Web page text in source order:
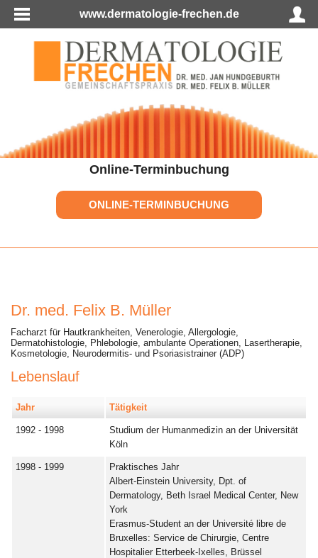
www.dermatologie-frechen.de
Online-Terminbuchung
ONLINE-TERMINBUCHUNG
Dr. med. Felix B. Müller
Facharzt für Hautkrankheiten, Venerologie, Allergologie,
Dermatohistologie, Phlebologie, ambulante Operationen, Lasertherapie,
Kosmetologie, Neurodermitis- und Psoriasistrainer (ADP)
Lebenslauf
Jahr Tätigkeit
1992 - 1998
Studium der Humanmedizin an der Universität
Köln
1998 - 1999
Praktisches Jahr
Albert-Einstein University, Dpt. of
Dermatology, Beth Israel Medical Center, New
York
Erasmus-Student an der Université libre de
Bruxelles: Service de Chirurgie, Centre
Hospitalier Etterbeek-Ixelles, Brüssel